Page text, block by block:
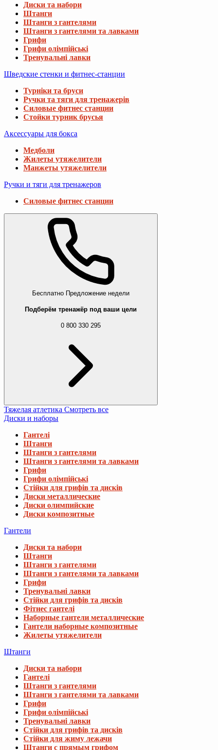
Диски та набори
Штанги
Штанги з гантелями
Штанги з гантелями та лавками
Грифи
Грифи олімпійські
Тренувальні лавки
Шведские стенки и фитнес-станции
Турніки та бруси
Ручки та тяги для тренажерів
Силовые фитнес станции
Стойки турник брусья
Аксессуары для бокса
Медболи
Жилеты утяжелители
Манжеты утяжелители
Ручки и тяги для тренажеров
Силовые фитнес станции
Бесплатно Предложение недели
Подберём тренажёр под ваши цели
0 800 330 295
Тяжелая атлетика Смотреть все
Диски и наборы
Гантелі
Штанги
Штанги з гантелями
Штанги з гантелями та лавками
Грифи
Грифи олімпійські
Стійки для грифів та дисків
Диски металлические
Диски олимпийские
Диски композитные
Гантели
Диски та набори
Штанги
Штанги з гантелями
Штанги з гантелями та лавками
Грифи
Тренувальні лавки
Стійки для грифів та дисків
Фітнес гантелі
Наборные гантели металлические
Гантели наборные композитные
Жилеты утяжелители
Штанги
Диски та набори
Гантелі
Штанги з гантелями
Штанги з гантелями та лавками
Грифи
Грифи олімпійські
Тренувальні лавки
Стійки для грифів та дисків
Стійки для жиму лежачи
Штанги с прямым грифом